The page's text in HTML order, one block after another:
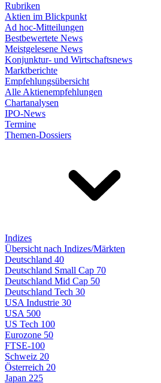
Rubriken
Aktien im Blickpunkt
Ad hoc-Mitteilungen
Bestbewertete News
Meistgelesene News
Konjunktur- und Wirtschaftsnews
Marktberichte
Empfehlungsübersicht
Alle Aktienempfehlungen
Chartanalysen
IPO-News
Termine
Themen-Dossiers
Indizes
Übersicht nach Indizes/Märkten
Deutschland 40
Deutschland Small Cap 70
Deutschland Mid Cap 50
Deutschland Tech 30
USA Industrie 30
USA 500
US Tech 100
Eurozone 50
FTSE-100
Schweiz 20
Österreich 20
Japan 225